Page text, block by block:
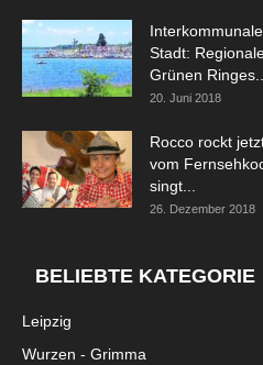
Stadt:
Grünen
20. Juni 2018
Rocco rockt
vom
singt...
26. Dezember 2018
BELIEBTE KATEGORIE
Leipzig
Wurzen - Grimma